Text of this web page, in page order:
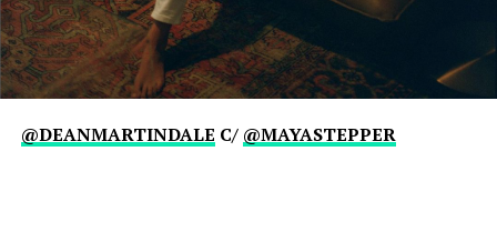
@DEANMARTINDALE C/ @MAYASTEPPER